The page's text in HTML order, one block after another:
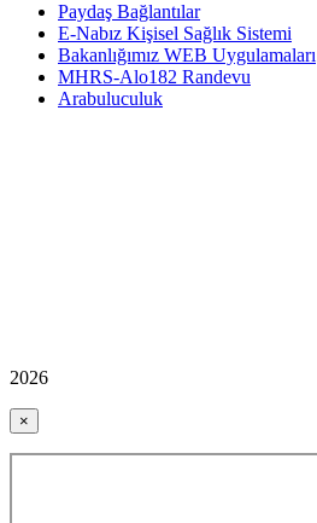
Paydaş Bağlantılar
E-Nabız Kişisel Sağlık Sistemi
Bakanlığımız WEB Uygulamaları
MHRS-Alo182 Randevu
Arabuluculuk
2026
×